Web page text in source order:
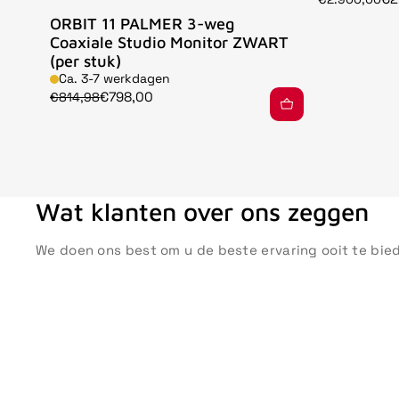
ORBIT 11 PALMER 3-weg
Coaxiale Studio Monitor ZWART
(per stuk)
Ca. 3-7 werkdagen
€814,98€798,00
Wat klanten over ons zeggen
We doen ons best om u de beste ervaring ooit te